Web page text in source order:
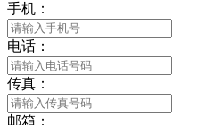
手机：
电话：
传真：
邮箱：